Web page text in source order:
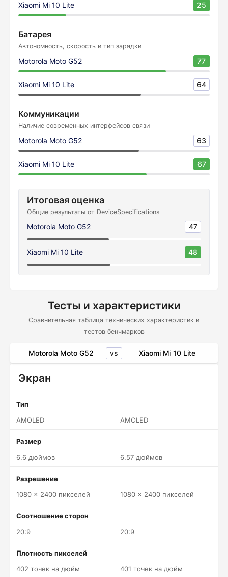
Xiaomi Mi 10 Lite 25
Батарея
Автономность, скорость и тип зарядки
Motorola Moto G52 77
Xiaomi Mi 10 Lite 64
Коммуникации
Наличие современных интерфейсов связи
Motorola Moto G52 63
Xiaomi Mi 10 Lite 67
Итоговая оценка
Общие результаты от DeviceSpecifications
Motorola Moto G52 47
Xiaomi Mi 10 Lite 48
Тесты и характеристики
Сравнительная таблица технических характеристик и
тестов бенчмарков
Motorola Moto G52 vs Xiaomi Mi 10 Lite
Экран
Тип
AMOLED
AMOLED
Размер
6.6 дюймов
6.57 дюймов
Разрешение
1080 x 2400 пикселей
1080 x 2400 пикселей
Соотношение сторон
20:9
20:9
Плотность пикселей
402 точек на дюйм
401 точек на дюйм